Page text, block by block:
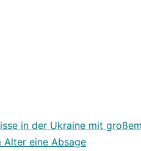
in der Ukraine mit
eine Absage